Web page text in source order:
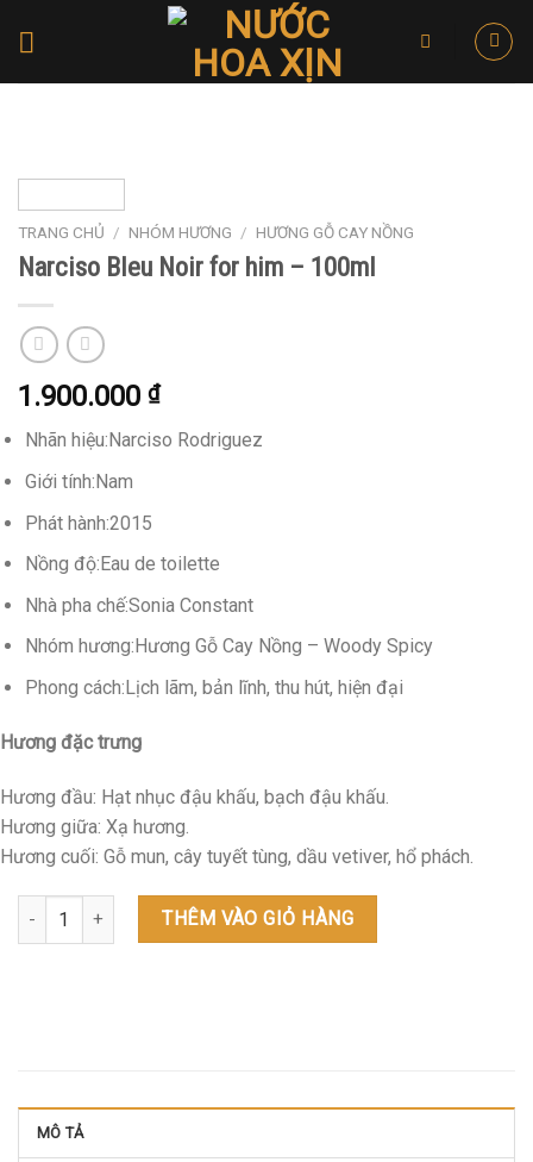
TRANG CHỦ / NHÓM HƯƠNG / HƯƠNG GỖ CAY NỒNG
Narciso Bleu Noir for him – 100ml
1.900.000 ₫
Nhãn hiệu:Narciso Rodriguez
Giới tính:Nam
Phát hành:2015
Nồng độ:Eau de toilette
Nhà pha chế:Sonia Constant
Nhóm hương:Hương Gỗ Cay Nồng – Woody Spicy
Phong cách:Lịch lãm, bản lĩnh, thu hút, hiện đại
Hương đặc trưng
Hương đầu: Hạt nhục đậu khấu, bạch đậu khấu.
Hương giữa: Xạ hương.
Hương cuối: Gỗ mun, cây tuyết tùng, dầu vetiver, hổ phách.
Narciso Bleu Noir for him - 100ml số lượng
THÊM VÀO GIỎ HÀNG
MÔ TẢ